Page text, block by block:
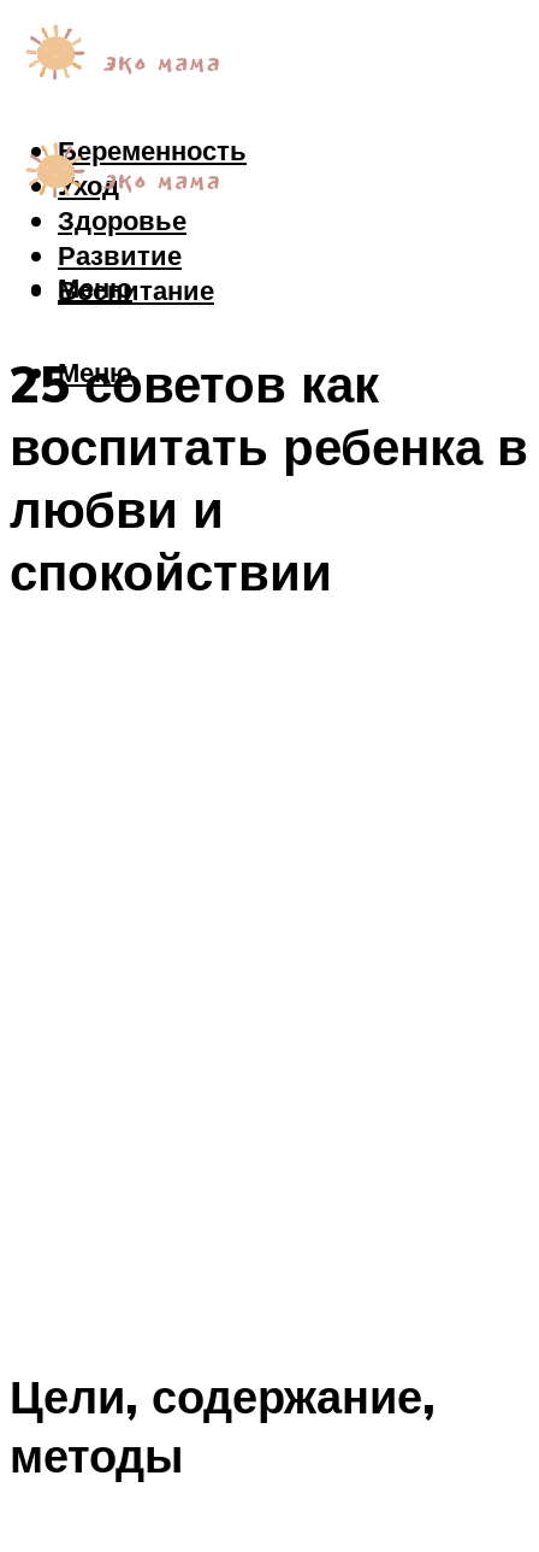
Беременность
Уход
Здоровье
Развитие
Воспитание
Меню
Меню
25 советов как
воспитать ребенка в
любви и
спокойствии
Цели, содержание,
методы